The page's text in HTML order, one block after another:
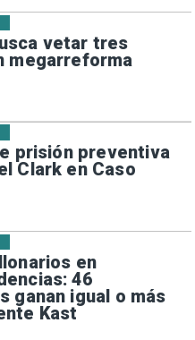
vetar tres
megarreforma
prisión preventiva
Clark en Caso
en
46
ganan igual o más
Kast